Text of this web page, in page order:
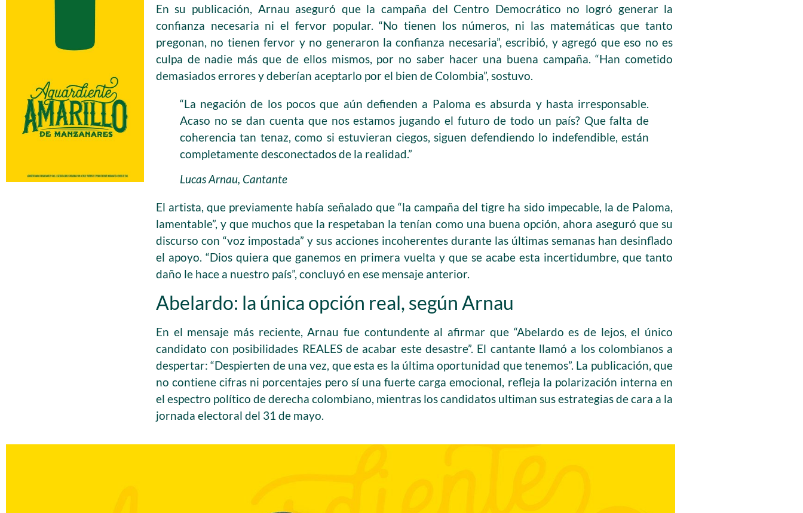
En su publicación, Arnau aseguró que la campaña del Centro Democrático no logró generar la
confianza necesaria ni el fervor popular. “No tienen los números, ni las matemáticas que tanto
pregonan, no tienen fervor y no generaron la confianza necesaria”, escribió, y agregó que eso no es
culpa de nadie más que de ellos mismos, por no saber hacer una buena campaña. “Han cometido
demasiados errores y deberían aceptarlo por el bien de Colombia”, sostuvo.
“La negación de los pocos que aún defienden a Paloma es absurda y hasta irresponsable.
Acaso no se dan cuenta que nos estamos jugando el futuro de todo un país? Que falta de
coherencia tan tenaz, como si estuvieran ciegos, siguen defendiendo lo indefendible, están
completamente desconectados de la realidad.”
Lucas Arnau, Cantante
El artista, que previamente había señalado que “la campaña del tigre ha sido impecable, la de Paloma,
lamentable”, y que muchos que la respetaban la tenían como una buena opción, ahora aseguró que su
discurso con “voz impostada” y sus acciones incoherentes durante las últimas semanas han desinflado
el apoyo. “Dios quiera que ganemos en primera vuelta y que se acabe esta incertidumbre, que tanto
daño le hace a nuestro país”, concluyó en ese mensaje anterior.
Abelardo: la única opción real, según Arnau
En el mensaje más reciente, Arnau fue contundente al afirmar que “Abelardo es de lejos, el único
candidato con posibilidades REALES de acabar este desastre”. El cantante llamó a los colombianos a
despertar: “Despierten de una vez, que esta es la última oportunidad que tenemos”. La publicación, que
no contiene cifras ni porcentajes pero sí una fuerte carga emocional, refleja la polarización interna en
el espectro político de derecha colombiano, mientras los candidatos ultiman sus estrategias de cara a la
jornada electoral del 31 de mayo.